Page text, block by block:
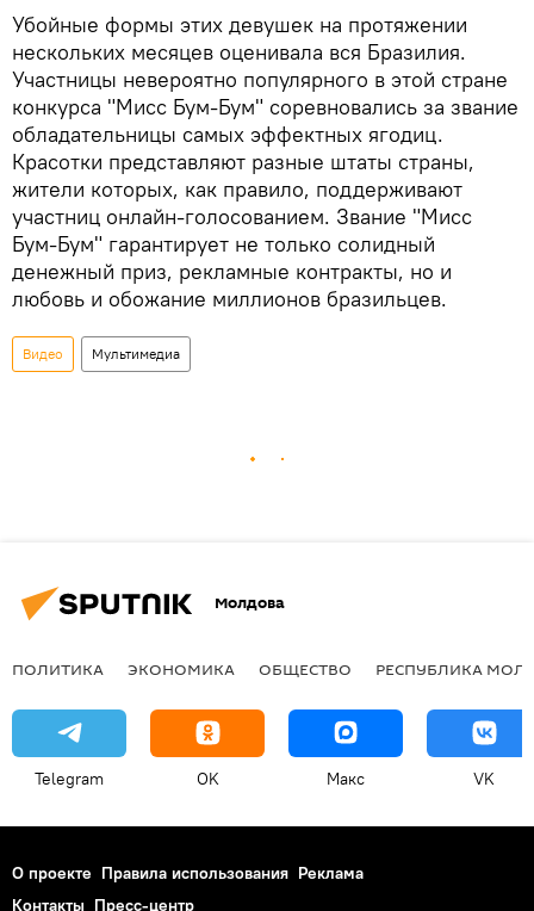
Убойные формы этих девушек на протяжении
нескольких месяцев оценивала вся Бразилия.
Участницы невероятно популярного в этой стране
конкурса "Мисс Бум-Бум" соревновались за звание
обладательницы самых эффектных ягодиц.
Красотки представляют разные штаты страны,
жители которых, как правило, поддерживают
участниц онлайн-голосованием. Звание "Мисс
Бум-Бум" гарантирует не только солидный
денежный приз, рекламные контракты, но и
любовь и обожание миллионов бразильцев.
Видео Мультимедиа
Молдова
ПОЛИТИКА ЭКОНОМИКА ОБЩЕСТВО РЕСПУБЛИКА
Telegram OK Макс VK
О проекте Правила использования Реклама
Контакты Пресс-центр